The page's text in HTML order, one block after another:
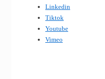
Linkedin
Tiktok
Youtube
Vimeo